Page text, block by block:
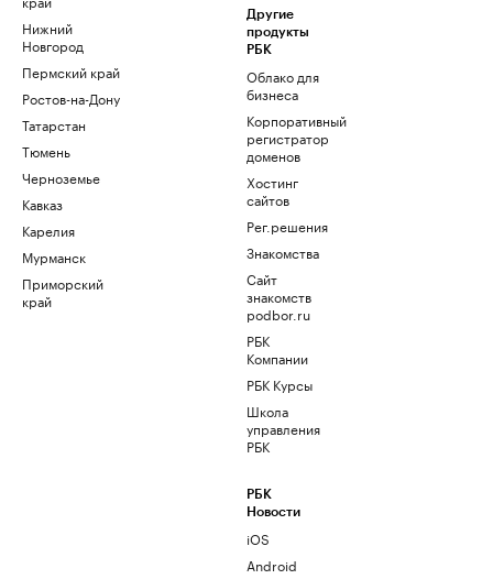
Нижний
Новгород
Пермский край
Ростов-на-Дону
Татарстан
Тюмень
Черноземье
Кавказ
Карелия
Мурманск
Приморский
край
Другие
продукты
РБК
Облако для
бизнеса
Корпоративный
регистратор
доменов
Хостинг
сайтов
Рег.решения
Знакомства
Сайт
знакомств
podbor.ru
РБК
Компании
РБК Курсы
Школа
управления
РБК
РБК
Новости
iOS
Android